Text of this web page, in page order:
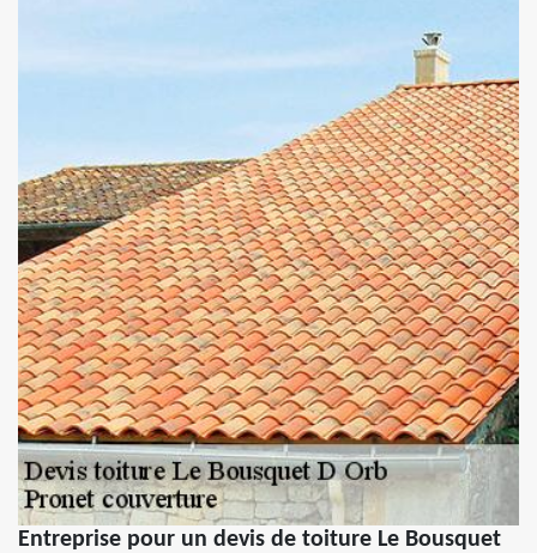
Entreprise pour un devis de toiture Le Bousquet